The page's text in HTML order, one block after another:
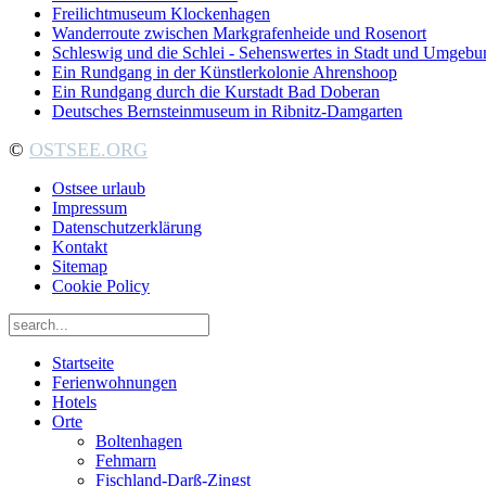
Freilichtmuseum Klockenhagen
Wanderroute zwischen Markgrafenheide und Rosenort
Schleswig und die Schlei - Sehenswertes in Stadt und
Ein Rundgang in der Künstlerkolonie Ahrenshoop
Ein Rundgang durch die Kurstadt Bad Doberan
Deutsches Bernsteinmuseum in Ribnitz-Damgarten
© OSTSEE.ORG
Ostsee urlaub
Impressum
Datenschutzerklärung
Kontakt
Sitemap
Cookie Policy
Startseite
Ferienwohnungen
Hotels
Orte
Boltenhagen
Fehmarn
Fischland-Darß-Zingst